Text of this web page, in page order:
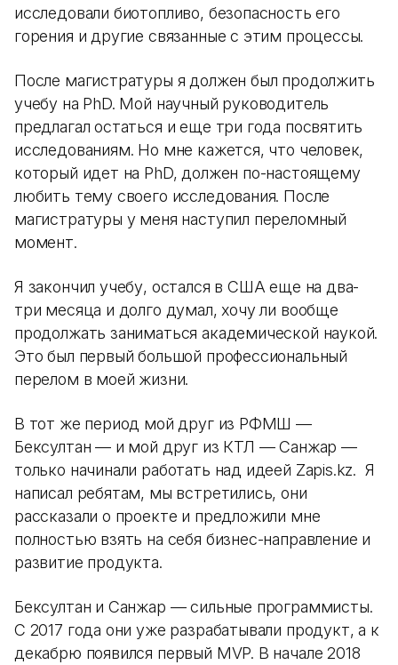
исследовали биотопливо, безопасность его
горения и другие связанные с этим процессы.
После магистратуры я должен был продолжить
учебу на PhD. Мой научный руководитель
предлагал остаться и еще три года посвятить
исследованиям. Но мне кажется, что человек,
который идет на PhD, должен по-настоящему
любить тему своего исследования. После
магистратуры у меня наступил переломный
момент.
Я закончил учебу, остался в США еще на два-
три месяца и долго думал, хочу ли вообще
продолжать заниматься академической наукой.
Это был первый большой профессиональный
перелом в моей жизни.
В тот же период мой друг из РФМШ —
Бексултан — и мой друг из КТЛ — Санжар —
только начинали работать над идеей Zapis.kz. Я
написал ребятам, мы встретились, они
рассказали о проекте и предложили мне
полностью взять на себя бизнес-направление и
развитие продукта.
Бексултан и Санжар — сильные программисты.
С 2017 года они уже разрабатывали продукт, а к
декабрю появился первый MVP. В начале 2018